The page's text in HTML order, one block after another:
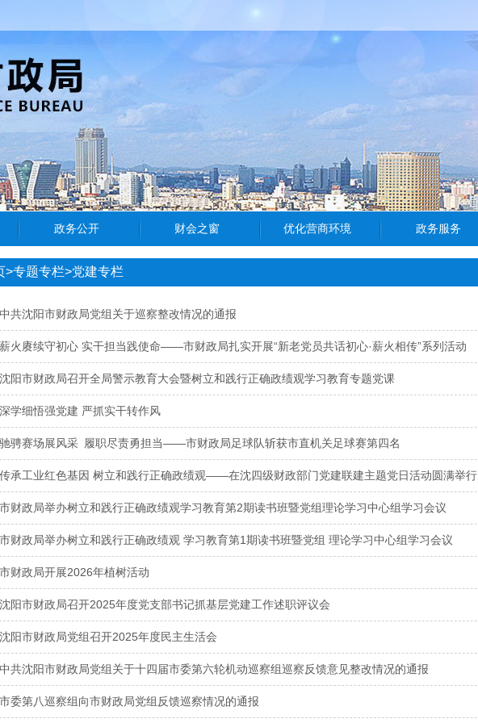
>专题专栏>党建专栏
中共沈阳市财政局党组关于巡察整改情况的通报
薪火赓续守初心 实干担当践使命——市财政局扎实开展“新老党员共话初心·薪火相传”系列活动
沈阳市财政局召开全局警示教育大会暨树立和践行正确政绩观学习教育专题党课
深学细悟强党建 严抓实干转作风
驰骋赛场展风采 履职尽责勇担当——市财政局足球队斩获市直机关足球赛第四名
传承工业红色基因 树立和践行正确政绩观——在沈四级财政部门党建联建主题党日活动圆满举行
市财政局举办树立和践行正确政绩观学习教育第2期读书班暨党组理论学习中心组学习会议
市财政局举办树立和践行正确政绩观 学习教育第1期读书班暨党组 理论学习中心组学习会议
市财政局开展2026年植树活动
沈阳市财政局召开2025年度党支部书记抓基层党建工作述职评议会
沈阳市财政局党组召开2025年度民主生活会
中共沈阳市财政局党组关于十四届市委第六轮机动巡察组巡察反馈意见整改情况的通报
市委第八巡察组向市财政局党组反馈巡察情况的通报